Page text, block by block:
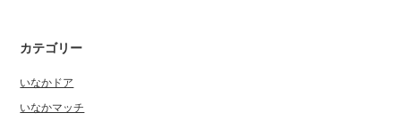
カテゴリー
いなかドア
いなかマッチ